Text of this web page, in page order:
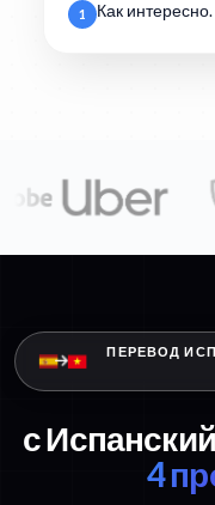
1 Как
ПЕРЕВОД
с
4